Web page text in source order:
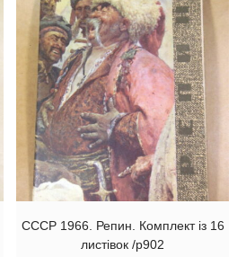
СССР 1966. Репин. Комплект із 16
листівок /р902